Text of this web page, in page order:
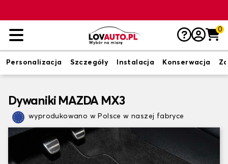
0
Personalizacja Szczegóły Instalacja Konserwacja
Dywaniki MAZDA MX3
wyprodukowano w Polsce w naszej fabryce